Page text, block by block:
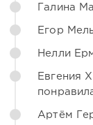
Галина
Егор
Нелли
Евгения
Артём